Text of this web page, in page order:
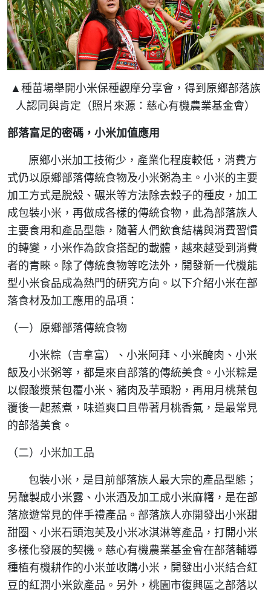
▲種苗場舉開小米保種觀摩分享會，得到原鄉部落族
人認同與肯定（照片來源：慈心有機農業基金會）
部落富足的密碼，小米加值應用
原鄉小米加工技術少，產業化程度較低，消費方
式仍以原鄉部落傳統食物及小米粥為主。小米的主要
加工方式是脫殼、碾米等方法除去穀子的種皮，加工
成包裝小米，再做成各樣的傳統食物，此為部落族人
主要食用和產品型態，隨著人們飲食結構與消費習慣
的轉變，小米作為飲食搭配的載體，越來越受到消費
者的青睞。除了傳統食物等吃法外，開發新一代機能
型小米食品成為熱門的研究方向。以下介紹小米在部
落食材及加工應用的品項：
（一）原鄉部落傳統食物
小米粽（吉拿富）、小米阿拜、小米醃肉、小米
飯及小米粥等，都是來自部落的傳統美食。小米粽是
以假酸漿葉包覆小米、豬肉及芋頭粉，再用月桃葉包
覆後一起蒸煮，味道爽口且帶著月桃香氣，是最常見
的部落美食。
（二）小米加工品
包裝小米，是目前部落族人最大宗的產品型態；
另釀製成小米露、小米酒及加工成小米麻糬，是在部
落旅遊常見的伴手禮產品。部落族人亦開發出小米甜
甜圈、小米石頭泡芙及小米冰淇淋等產品，打開小米
多樣化發展的契機。慈心有機農業基金會在部落輔導
種植有機耕作的小米並收購小米，開發出小米結合紅
豆的紅潤小米飲產品。另外，桃園市復興區之部落以